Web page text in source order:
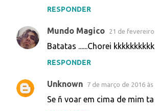
RESPONDER
Mundo Magico 21 de fevereiro
Batatas ......Chorei kkkkkkkkkk
RESPONDER
Unknown 7 de março de 2016 às
Se ñ voar em cima de mim